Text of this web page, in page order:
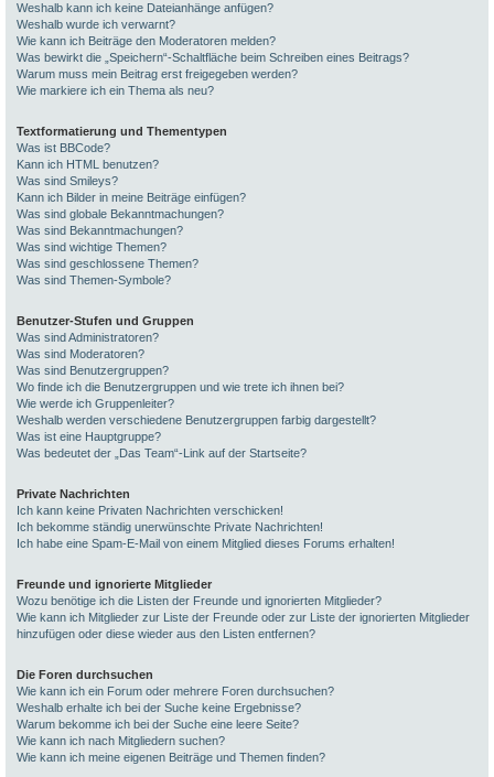
Weshalb kann ich keine Dateianhänge anfügen?
Weshalb wurde ich verwarnt?
Wie kann ich Beiträge den Moderatoren melden?
Was bewirkt die „Speichern“-Schaltfläche beim Schreiben eines Beitrags?
Warum muss mein Beitrag erst freigegeben werden?
Wie markiere ich ein Thema als neu?
Textformatierung und Thementypen
Was ist BBCode?
Kann ich HTML benutzen?
Was sind Smileys?
Kann ich Bilder in meine Beiträge einfügen?
Was sind globale Bekanntmachungen?
Was sind Bekanntmachungen?
Was sind wichtige Themen?
Was sind geschlossene Themen?
Was sind Themen-Symbole?
Benutzer-Stufen und Gruppen
Was sind Administratoren?
Was sind Moderatoren?
Was sind Benutzergruppen?
Wo finde ich die Benutzergruppen und wie trete ich ihnen bei?
Wie werde ich Gruppenleiter?
Weshalb werden verschiedene Benutzergruppen farbig dargestellt?
Was ist eine Hauptgruppe?
Was bedeutet der „Das Team“-Link auf der Startseite?
Private Nachrichten
Ich kann keine Privaten Nachrichten verschicken!
Ich bekomme ständig unerwünschte Private Nachrichten!
Ich habe eine Spam-E-Mail von einem Mitglied dieses Forums erhalten!
Freunde und ignorierte Mitglieder
Wozu benötige ich die Listen der Freunde und ignorierten Mitglieder?
Wie kann ich Mitglieder zur Liste der Freunde oder zur Liste der ignorierten Mitglieder
hinzufügen oder diese wieder aus den Listen entfernen?
Die Foren durchsuchen
Wie kann ich ein Forum oder mehrere Foren durchsuchen?
Weshalb erhalte ich bei der Suche keine Ergebnisse?
Warum bekomme ich bei der Suche eine leere Seite?
Wie kann ich nach Mitgliedern suchen?
Wie kann ich meine eigenen Beiträge und Themen finden?